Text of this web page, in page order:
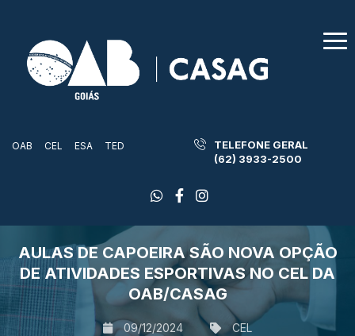
OAB CEL ESA TED
TELEFONE GERAL
(62) 3933-2500
AULAS DE CAPOEIRA SÃO NOVA OPÇÃO
DE ATIVIDADES ESPORTIVAS NO CEL DA
OAB/CASAG
09/12/2024 CEL